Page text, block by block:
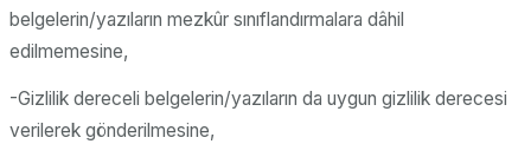
belgelerin/yazıların mezkûr sınıflandırmalara dâhil
edilmemesine,
-Gizlilik dereceli belgelerin/yazıların da uygun gizlilik derecesi
verilerek gönderilmesine,